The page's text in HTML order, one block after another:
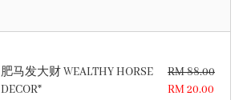
肥马发大财 WEALTHY HORSE
DECOR*
RM 88.00
RM 20.00